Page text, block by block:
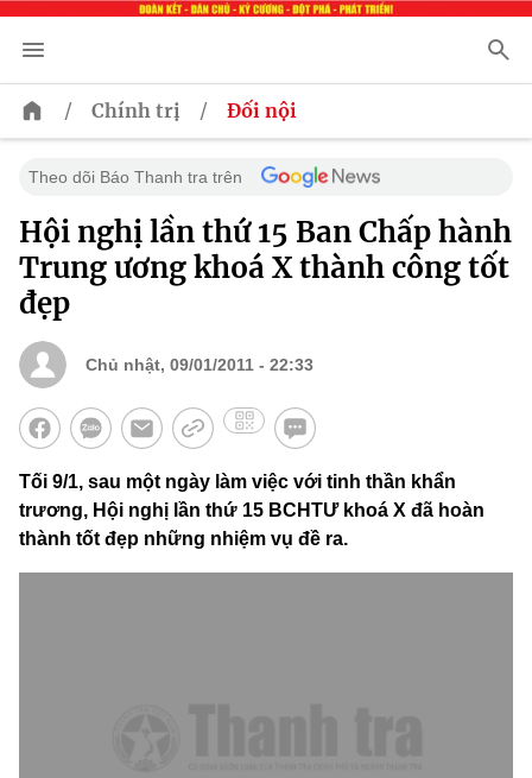
/ Chính trị / Đối nội
Theo dõi Báo Thanh tra trên
Hội nghị lần thứ 15 Ban Chấp hành
Trung ương khoá X thành công tốt
đẹp
Chủ nhật, 09/01/2011 - 22:33
Tối 9/1, sau một ngày làm việc với tinh thần khẩn
trương, Hội nghị lần thứ 15 BCHTƯ khoá X đã hoàn
thành tốt đẹp những nhiệm vụ đề ra.